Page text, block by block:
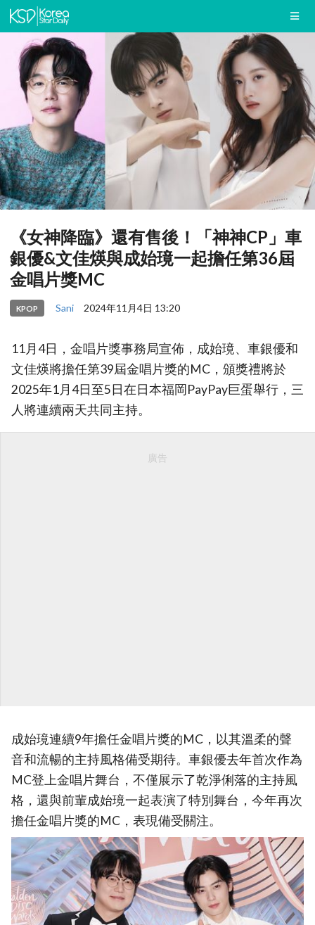
《女神降臨》還有售後！「神神CP」車
銀優&文佳煐與成始璄一起擔任第36屆
金唱片獎MC
KPOP Sani 2024年11月4日 13:20
11月4日，金唱片獎事務局宣佈，成始璄、車銀優和
文佳煐將擔任第39屆金唱片獎的MC，頒獎禮將於
2025年1月4日至5日在日本福岡PayPay巨蛋舉行，三
人將連續兩天共同主持。
廣告
成始璄連續9年擔任金唱片獎的MC，以其溫柔的聲
音和流暢的主持風格備受期待。車銀優去年首次作為
MC登上金唱片舞台，不僅展示了乾淨俐落的主持風
格，還與前輩成始璄一起表演了特別舞台，今年再次
擔任金唱片獎的MC，表現備受關注。